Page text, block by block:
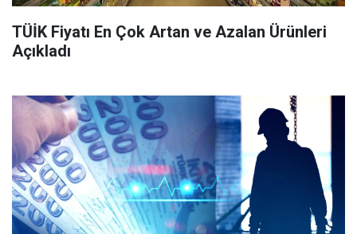
TÜİK Fiyatı En Çok Artan ve Azalan Ürünleri
Açıkladı